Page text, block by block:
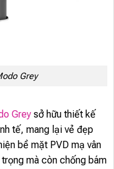
Grey
Greysở hữu thiết kế
tế, mang lại vẻ đẹp
bề mặt PVD mạ vân
mà còn chống bám